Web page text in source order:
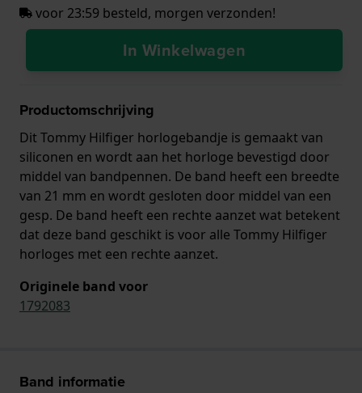
voor 23:59 besteld, morgen verzonden!
In Winkelwagen
Productomschrijving
Dit Tommy Hilfiger horlogebandje is gemaakt van
siliconen en wordt aan het horloge bevestigd door
middel van bandpennen. De band heeft een breedte
van 21 mm en wordt gesloten door middel van een
gesp. De band heeft een rechte aanzet wat betekent
dat deze band geschikt is voor alle Tommy Hilfiger
horloges met een rechte aanzet.
Originele band voor
1792083
Band informatie